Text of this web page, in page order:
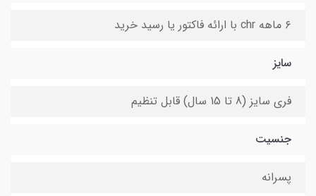
۶ ماهه chr با ارائه فاکتور یا رسید خرید
سایز
فری سایز (8 تا 15 سال) قابل تنظیم
جنسیت
پسرانه